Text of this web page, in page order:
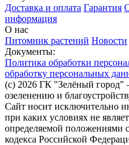
Доставка и оплата Гарантия
информация
О нас
Питомник растений Новости
Документы:
Политика обработки
обработку персональных
(c) 2026 ГК "Зелёный город"
озеленению и
Сайт носит исключительно
при каких условиях не
определяемой положениями
кодекса Российской